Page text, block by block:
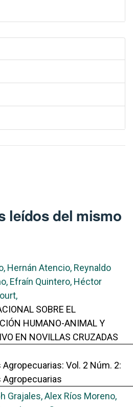
leídos del mismo
Hernán Atencio, Reynaldo
Efraín Quintero, Héctor
SOBRE EL
HUMANO-ANIMAL Y
EN NOVILLAS CRUZADAS
Vol. 2 Núm. 2:
Grajales, Alex Ríos Moreno,